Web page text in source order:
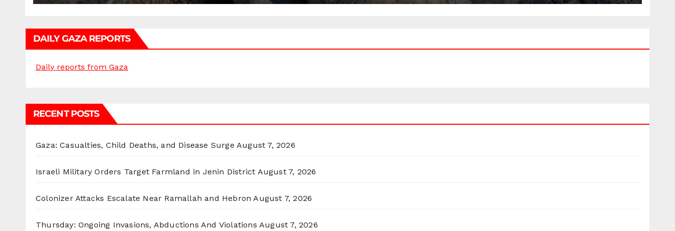
DAILY GAZA REPORTS
Daily reports from Gaza
RECENT POSTS
Gaza: Casualties, Child Deaths, and Disease Surge August 7, 2026
Israeli Military Orders Target Farmland in Jenin District August 7, 2026
Colonizer Attacks Escalate Near Ramallah and Hebron August 7, 2026
Thursday: Ongoing Invasions, Abductions And Violations August 7, 2026